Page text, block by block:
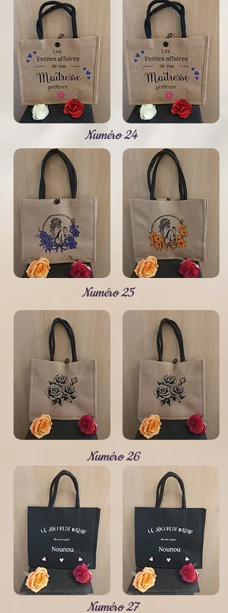
Numéro 24
Numéro 25
Numéro 26
Numéro 27